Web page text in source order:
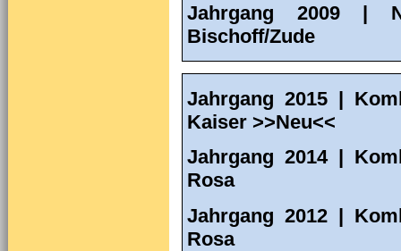
Jahrgang 2009 |
Bischoff/Zude
Jahrgang 2015 |
Kaiser >>Neu<<
Jahrgang 2014 |
Rosa
Jahrgang 2012 |
Rosa